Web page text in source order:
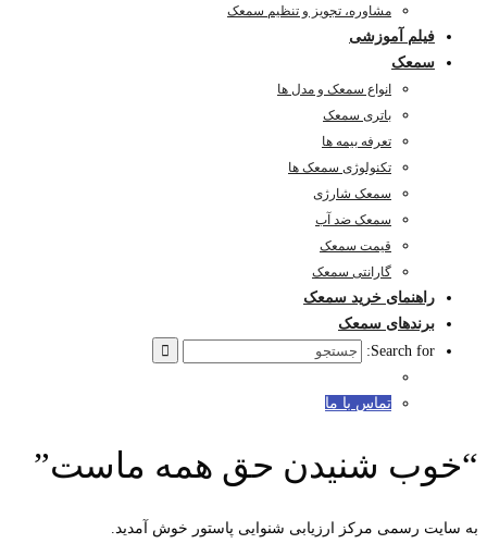
مشاوره، تجویز و تنظیم سمعک
فیلم آموزشی
سمعک
انواع سمعک و مدل ها
باتری سمعک
تعرفه بیمه ها
تکنولوژی سمعک ها
سمعک شارژی
سمعک ضد آب
قیمت سمعک
گارانتی سمعک
راهنمای خرید سمعک
برندهای سمعک
Search for:
تماس با ما
“خوب شنیدن حق همه ماست”
به سایت رسمی مرکز ارزیابی شنوایی پاستور خوش آمدید.